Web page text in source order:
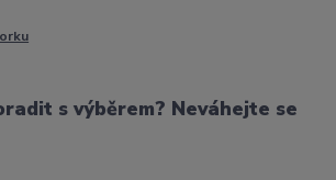
s výběrem? Neváhejte se